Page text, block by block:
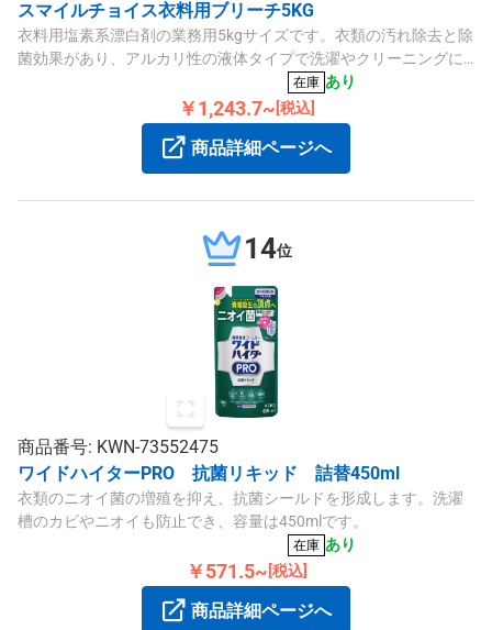
スマイルチョイス衣料用ブリーチ5KG
衣料用塩素系漂白剤の業務用5kgサイズです。衣類の汚れ除去と除
菌効果があり、アルカリ性の液体タイプで洗濯やクリーニングに
在庫 あり
￥1,243.7~ [税込]
商品詳細ページへ
14位
商品番号: KWN-73552475
ワイドハイターPRO 抗菌リキッド 詰替450ml
衣類のニオイ菌の増殖を抑え、抗菌シールドを形成します。洗濯
槽のカビやニオイも防止でき、容量は450mlです。
在庫 あり
￥571.5~ [税込]
商品詳細ページへ